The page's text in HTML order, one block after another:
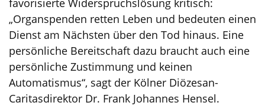
„Organspenden retten Leben und bedeuten einen
Dienst am Nächsten über den Tod hinaus. Eine
persönliche Bereitschaft dazu braucht auch eine
persönliche Zustimmung und keinen
Automatismus“, sagt der Kölner Diözesan-
Caritasdirektor Dr. Frank Johannes Hensel.